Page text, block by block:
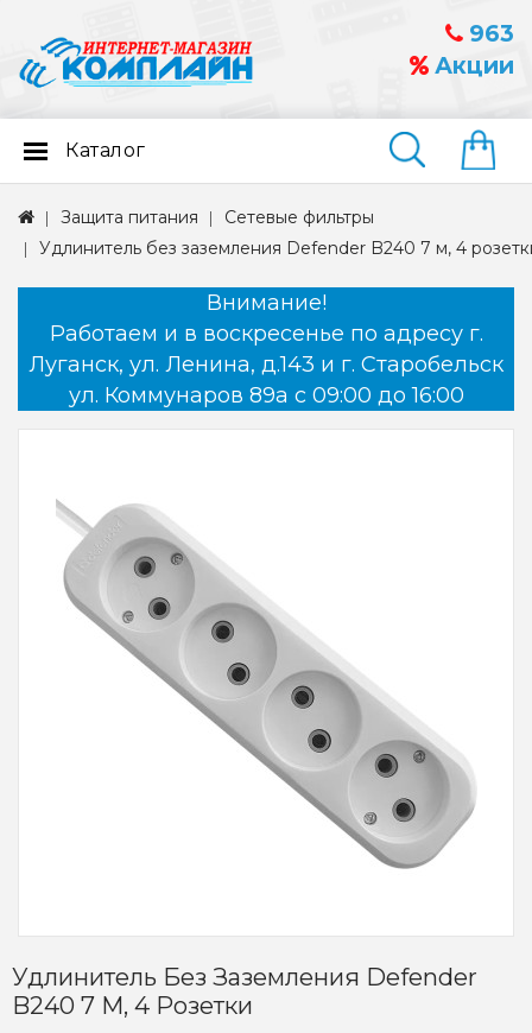
963
Акции
Найти
Каталог
Защита питания
Сетевые фильтры
Удлинитель без заземления Defender B240 7 м, 4
Внимание!
Работаем и в воскресенье по адресу г.
Луганск, ул. Ленина, д.143 и г. Старобельск
ул. Коммунаров 89а с 09:00 до 16:00
Удлинитель Без Заземления Defender
B240 7 М, 4 Розетки